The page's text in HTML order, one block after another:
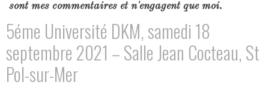
sont mes commentaires et n'engagent que moi.
5éme Université DKM, samedi 18
septembre 2021 – Salle Jean Cocteau, St
Pol-sur-Mer